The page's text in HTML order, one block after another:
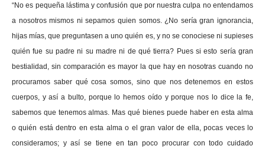
“No es pequeña lástima y confusión que por nuestra culpa no entendamos
a nosotros mismos ni sepamos quien somos. ¿No sería gran ignorancia,
hijas mías, que preguntasen a uno quién es, y no se conociese ni supieses
quién fue su padre ni su madre ni de qué tierra? Pues si esto sería gran
bestialidad, sin comparación es mayor la que hay en nosotras cuando no
procuramos saber qué cosa somos, sino que nos detenemos en estos
cuerpos, y así a bulto, porque lo hemos oído y porque nos lo dice la fe,
sabemos que tenemos almas. Mas qué bienes puede haber en esta alma
o quién está dentro en esta alma o el gran valor de ella, pocas veces lo
consideramos; y así se tiene en tan poco procurar con todo cuidado